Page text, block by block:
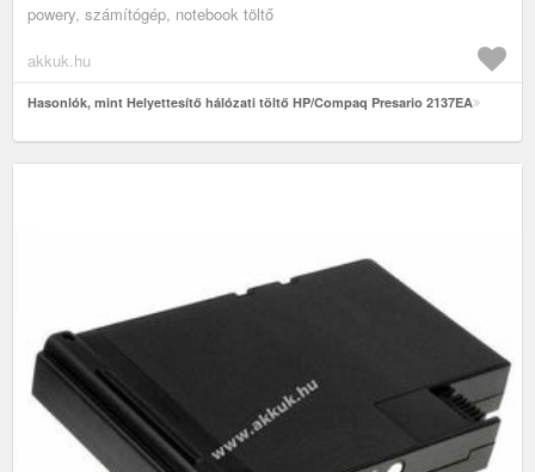
powery, számítógép, notebook töltő
akkuk.hu
Hasonlók, mint Helyettesítő hálózati töltő HP/Compaq Presario 2137EA